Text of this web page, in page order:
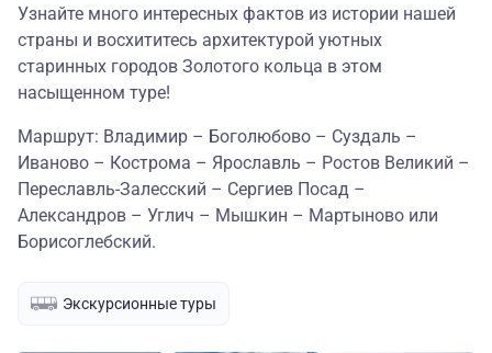
Узнайте много интересных фактов из истории нашей
страны и восхититесь архитектурой уютных
старинных городов Золотого кольца в этом
насыщенном туре!
Маршрут: Владимир – Боголюбово – Суздаль –
Иваново – Кострома – Ярославль – Ростов Великий –
Переславль-Залесский – Сергиев Посад –
Александров – Углич – Мышкин – Мартыново или
Борисоглебский.
Экскурсионные туры